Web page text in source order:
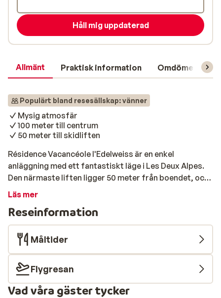
Allmänt Praktisk information Omdömen
Populärt bland resesällskap: vänner
Mysig atmosfär
100 meter till centrum
50 meter till skidliften
Résidence Vacancéole l'Edelweiss är en enkel
anläggning med ett fantastiskt läge i Les Deux Alpes.
Den närmaste liften ligger 50 meter från boendet, och
centrum är bara en kort promenad bort. Så du behöver
Lägenheterna är enkla men trevligt inredda. Om du
fortfarande har energi i slutet av dagen, är det starkt
rekommenderat att söka upp stämningen i centrum.
Här hittar du flera trevliga barer och restauranger där
du kan njuta på kvällarna.
Läs mer
Reseinformation
Måltider
Flygresan
Vad våra gäster tycker
Håll mig uppdaterad